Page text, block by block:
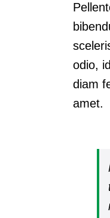
odio,
diam
amet.